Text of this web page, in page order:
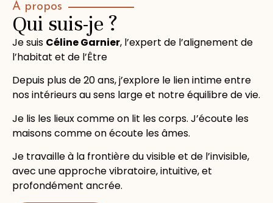
À propos
Qui suis-je ?
Je suis Céline Garnier, l’expert de l’alignement de
l’habitat et de l’Être
Depuis plus de 20 ans, j’explore le lien intime entre
nos intérieurs au sens large et notre équilibre de vie.
Je lis les lieux comme on lit les corps. J’écoute les
maisons comme on écoute les âmes.
Je travaille à la frontière du visible et de l’invisible,
avec une approche vibratoire, intuitive, et
profondément ancrée.